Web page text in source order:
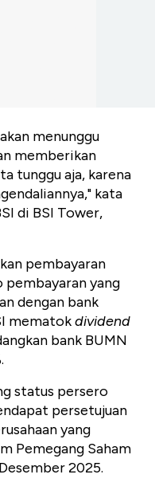
menunggu
memberikan
tunggu aja, karena
kata
di BSI Tower,
pembayaran
pembayaran yang
dengan bank
mematokdividend
bank BUMN
status persero
persetujuan
yang
Pemegang Saham
2025.